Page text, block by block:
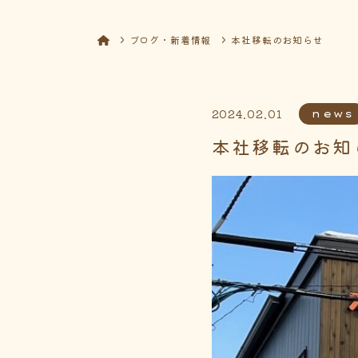
ブログ・新着情報 本社移転のお知らせ
2024.02.01 news
本社移転のお